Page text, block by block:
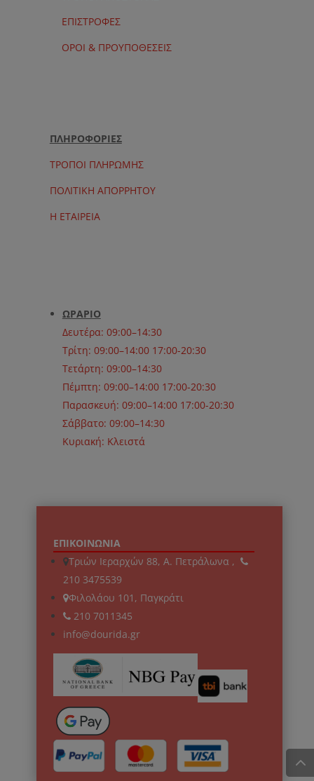
ΕΠΙΣΤΡΟΦΕΣ
ΟΡΟΙ & ΠΡΟΥΠΟΘΕΣΕΙΣ
ΠΛΗΡΟΦΟΡΙΕΣ
ΤΡΟΠΟΙ ΠΛΗΡΩΜΗΣ
ΠΟΛΙΤΙΚΗ ΑΠΟΡΡΗΤΟΥ
Η ΕΤΑΙΡΕΙΑ
ΩΡΑΡΙΟ
Δευτέρα: 09:00–14:30
Τρίτη: 09:00–14:00 17:00-20:30
Τετάρτη: 09:00–14:30
Πέμπτη: 09:00–14:00 17:00-20:30
Παρασκευή: 09:00–14:00 17:00-20:30
Σάββατο: 09:00–14:30
Κυριακή: Κλειστά
ΕΠΙΚΟΙΝΩΝΙΑ
Τριών Ιεραρχών 88, Α. Πετράλωνα ,
210 3475539
Φιλολάου 101, Παγκράτι
210 7011345
info@dourida.gr